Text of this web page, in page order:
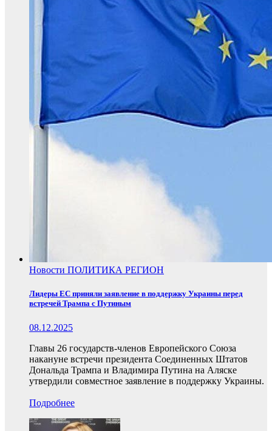
Новости ПОЛИТИКА РЕГИОН
Лидеры ЕС приняли заявление в поддержку Украины перед
встречей Трампа с Путиным
08.12.2025
Главы 26 государств-членов Европейского Союза
накануне встречи президента Соединенных Штатов
Дональда Трампа и Владимира Путина на Аляске
утвердили совместное заявление в поддержку Украины.
Подробнее